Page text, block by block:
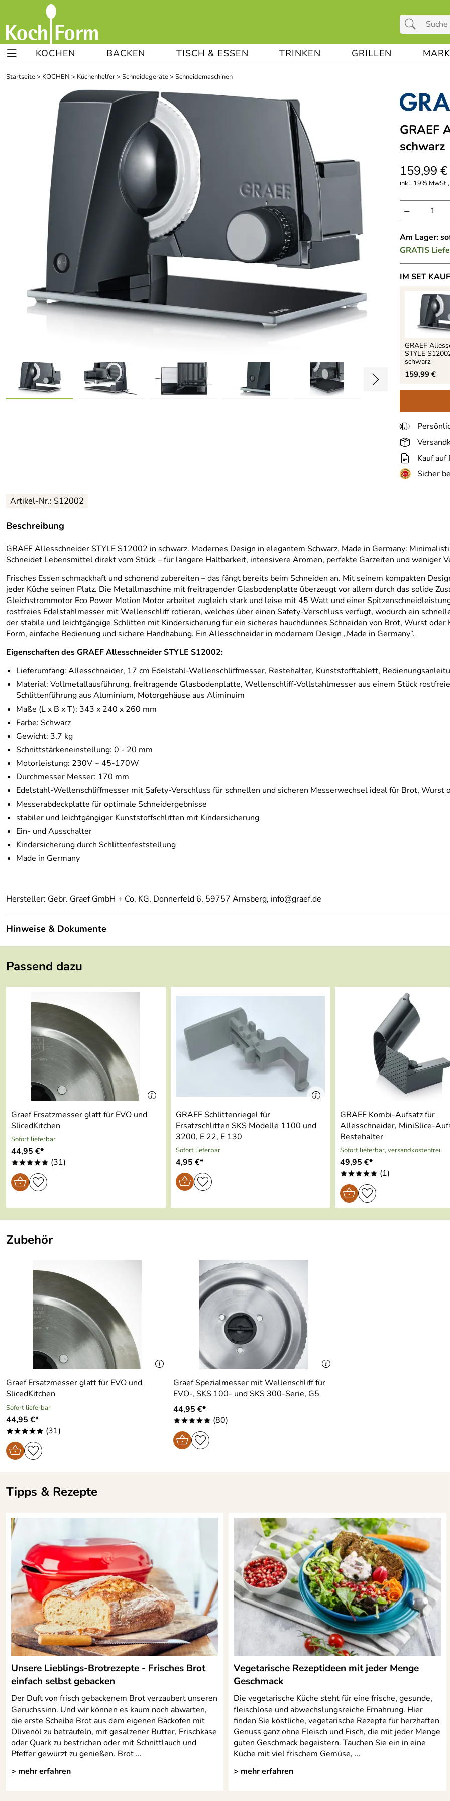
KOCHEN BACKEN TISCH & ESSEN TRINKEN GRILLEN
Startseite> KOCHEN > Küchenhelfer> Schneidegeräte> Schneidemaschinen
GRAEF
schwarz
159,99 €
inkl. 19%
−
Am Lager:
GRATIS
IM SET
GRAEF
STYLE
schwarz
159,99 €
Kauf auf
Sicher
Artikel-Nr.: S12002
Beschreibung
GRAEF Allesschneider STYLE S12002 in schwarz. Modernes Design in elegantem Schwarz. Made in Germany:
Schneidet Lebensmittel direkt vom Stück – für längere Haltbarkeit, intensivere Aromen, perfekte Garzeiten und weniger
Frisches Essen schmackhaft und schonend zubereiten – das fängt bereits beim Schneiden an. Mit seinem kompakten
jeder Küche seinen Platz. Die Metallmaschine mit freitragender Glasbodenplatte überzeugt vor allem durch das solide
Gleichstrommotor Eco Power Motion Motor arbeitet zugleich stark und leise mit 45 Watt und einer
rostfreies Edelstahlmesser mit Wellenschliff rotieren, welches über einen Safety-Verschluss verfügt, wodurch ein
der stabile und leichtgängige Schlitten mit Kindersicherung für ein sicheres hauchdünnes Schneiden von Brot, Wurst
Form, einfache Bedienung und sichere Handhabung. Ein Allesschneider in modernem Design „Made in Germany“.
Eigenschaften des GRAEF Allesschneider STYLE S12002:
Lieferumfang: Allesschneider, 17 cm Edelstahl-Wellenschliffmesser, Restehalter, Kunststofftablett,
Material: Vollmetallausführung, freitragende Glasbodenplatte, Wellenschliff-Vollstahlmesser aus einem Stück
Schlittenführung aus Aluminium, Motorgehäuse aus Aliminuim
Maße (L x B x T): 343 x 240 x 260 mm
Farbe: Schwarz
Gewicht: 3,7 kg
Schnittstärkeneinstellung: 0 - 20 mm
Motorleistung: 230V ~ 45-170W
Durchmesser Messer: 170 mm
Edelstahl-Wellenschliffmesser mit Safety-Verschluss für schnellen und sicheren Messerwechsel ideal für Brot, Wurst
Messerabdeckplatte für optimale Schneidergebnisse
stabiler und leichtgängiger Kunststoffschlitten mit Kindersicherung
Ein- und Ausschalter
Kindersicherung durch Schlittenfeststellung
Made in Germany
Hersteller: Gebr. Graef GmbH + Co. KG, Donnerfeld 6, 59757 Arnsberg, info@graef.de
Hinweise & Dokumente
Eigenschaftsübersicht GRAEF Allesschneider STYLE S12002 (976kB)
Bedienungsanleitung GRAEF Allesschneider STYLE (4.103kB)
Passend dazu
Graef Ersatzmesser glatt für EVO und
SlicedKitchen
Sofort lieferbar
44,95 €*
***** (31)
GRAEF Schlittenriegel für
Ersatzschlitten SKS Modelle 1100 und
3200, E 22, E 130
Sofort lieferbar
4,95 €*
GRAEF Kombi-Aufsatz für
Allesschneider, MiniSlice-
Restehalter
Sofort lieferbar, versandkostenfrei
49,95 €*
***** (1)
Zubehör
Graef Ersatzmesser glatt für EVO und
SlicedKitchen
Sofort lieferbar
44,95 €*
***** (31)
Graef Spezialmesser mit Wellenschliff für
EVO-, SKS 100- und SKS 300-Serie, G5
44,95 €*
***** (80)
Tipps & Rezepte
Unsere Lieblings-Brotrezepte - Frisches Brot
einfach selbst gebacken
Der Duft von frisch gebackenem Brot verzaubert unseren
Geruchssinn. Und wir können es kaum noch abwarten,
die erste Scheibe Brot aus dem eigenen Backofen mit
Olivenöl zu beträufeln, mit gesalzener Butter, Frischkäse
oder Quark zu bestrichen oder mit Schnittlauch und
Pfeffer gewürzt zu genießen. Brot ...
> mehr erfahren
Vegetarische Rezeptideen mit jeder Menge
Geschmack
Die vegetarische Küche steht für eine frische, gesunde,
fleischlose und abwechslungsreiche Ernährung. Hier
finden Sie köstliche, vegetarische Rezepte für herzhaften
Genuss ganz ohne Fleisch und Fisch, die mit jeder Menge
guten Geschmack begeistern. Tauchen Sie ein in eine
Küche mit viel frischem Gemüse, ...
> mehr erfahren